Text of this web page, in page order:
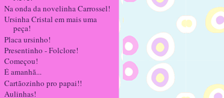
Na onda da novelinha Carrossel!
Ursinha Cristal em mais uma
peça!
Placa ursinho!
Presentinho - Folclore!
Começou!
É amanhã...
Cartãozinho pro papai!!
Aulinhas!